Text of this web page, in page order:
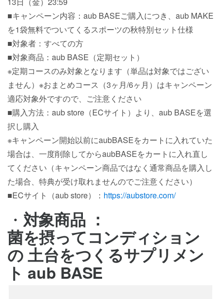
■キャンペーン内容：aub BASEご購入につき、aub MAKE
を1袋無料でついてくるスポーツの秋特別セット仕様
■対象者：すべての方
■対象商品：aub BASE（定期セット）
※定期コースのみ対象となります（単品は対象ではござい
ません）※おまとめコース（3ヶ月/6ヶ月）はキャンペーン
適応対象外ですので、ご注意ください
■購入方法：aub store（ECサイト）より、aub BASEを選
択し購入
※キャンペーン開始以前にaubBASEをカートに入れていた
場合は、一度削除してからaubBASEをカートに入れ直し
てください（キャンペーン商品ではなく通常商品を購入し
た場合、特典が受け取れませんのでご注意ください）
■ECサイト（aub store）： https://aubstore.com/
・ 対象商品 ：
菌を摂ってコンディション
の 土台をつくるサプリメン
ト aub BASE